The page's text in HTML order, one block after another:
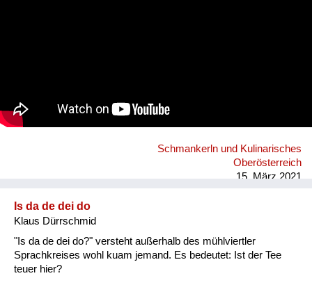
Schmankerln und Kulinarisches
Oberösterreich
15. März 2021
Is da de dei do
Klaus Dürrschmid
"Is da de dei do?" versteht außerhalb des mühlviertler
Sprachkreises wohl kuam jemand. Es bedeutet: Ist der Tee
teuer hier?